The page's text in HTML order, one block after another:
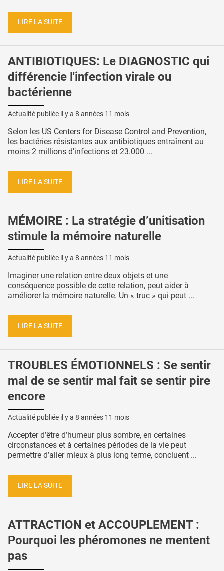
LIRE LA SUITE
ANTIBIOTIQUES: Le DIAGNOSTIC qui
différencie l'infection virale ou
bactérienne
Actualité publiée il y a 8 années 11 mois
Selon les US Centers for Disease Control and Prevention,
les bactéries résistantes aux antibiotiques entraînent au
moins 2 millions d'infections et 23.000 ...
LIRE LA SUITE
MÉMOIRE : La stratégie d’unitisation
stimule la mémoire naturelle
Actualité publiée il y a 8 années 11 mois
Imaginer une relation entre deux objets et une
conséquence possible de cette relation, peut aider à
améliorer la mémoire naturelle. Un « truc » qui peut ...
LIRE LA SUITE
TROUBLES ÉMOTIONNELS : Se sentir
mal de se sentir mal fait se sentir pire
encore
Actualité publiée il y a 8 années 11 mois
Accepter d’être d’humeur plus sombre, en certaines
circonstances et à certaines périodes de la vie peut
permettre d’aller mieux à plus long terme, concluent ...
LIRE LA SUITE
ATTRACTION et ACCOUPLEMENT :
Pourquoi les phéromones ne mentent
pas